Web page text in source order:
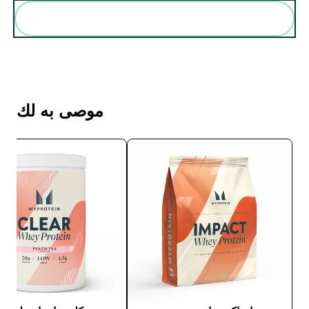
موصى به لك